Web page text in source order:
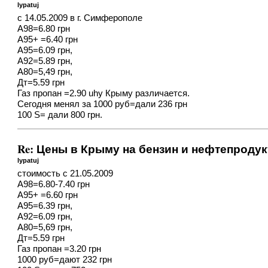
lypatuj
с 14.05.2009 в г. Симферополе
А98=6.80 грн
А95+ =6.40 грн
А95=6.09 грн,
А92=5.89 грн,
А80=5,49 грн,
Дт=5.59 грн
Газ пропан =2.90 uhy Крыму различается.
Сегодня менял за 1000 руб=дали 236 грн
100 S= дали 800 грн.
Re: Цены в Крыму на бензин и
lypatuj
стоимость с 21.05.2009
А98=6.80-7.40 грн
А95+ =6.60 грн
А95=6.39 грн,
А92=6.09 грн,
А80=5,69 грн,
Дт=5.59 грн
Газ пропан =3.20 грн
1000 руб=дают 232 грн